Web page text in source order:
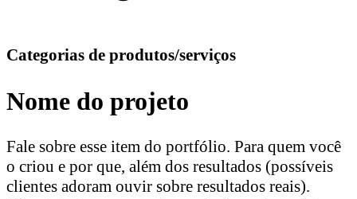
Categorias de produtos/serviços
Nome do projeto
Fale sobre esse item do portfólio. Para quem você
o criou e por que, além dos resultados (possíveis
clientes adoram ouvir sobre resultados reais).